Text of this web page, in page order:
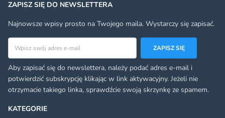
KATEGORIE
ZAPISZ SIĘ DO NEWSLETTERA
Najnowsze wpisy prosto na Twojego maila. Wystarczy się zapisać.
Adres email
ZAPISZ SIĘ
Aby zapisać się do newslettera, należy podać adres e-mail i
potwierdzić subskrypcję klikając w link aktywacyjny. Jeżeli nie
otrzymacie takiego linka, sprawdźcie swoją skrzynkę ze spamem.